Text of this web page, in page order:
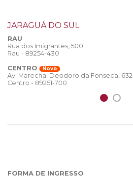
JARAGUÁ DO SUL
RAU
Rua dos Imigrantes, 500
Rau - 89254-430
CENTRO
Novo
Av. Marechal Deodoro da Fonseca, 632
Centro - 89251-700
FORMA DE INGRESSO